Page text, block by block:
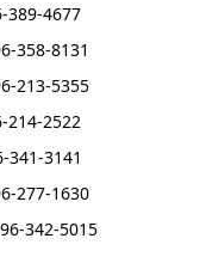
389-4677
358-8131
213-5355
214-2522
341-3141
277-1630
342-5015